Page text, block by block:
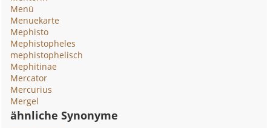
Menü
Menuekarte
Mephisto
Mephistopheles
mephistophelisch
Mephitinae
Mercator
Mercurius
Mergel
ähnliche Synonyme